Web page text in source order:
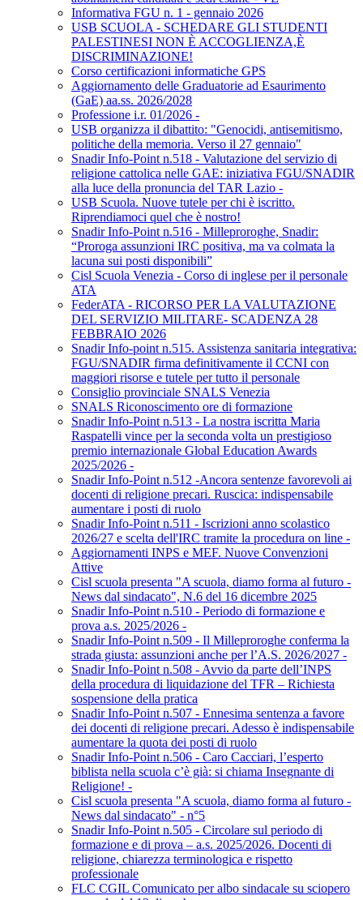
Informativa FGU n. 1 - gennaio 2026
USB SCUOLA - SCHEDARE GLI STUDENTI
PALESTINESI NON È ACCOGLIENZA,È
DISCRIMINAZIONE!
Corso certificazioni informatiche GPS
Aggiornamento delle Graduatorie ad Esaurimento
(GaE) aa.ss. 2026/2028
Professione i.r. 01/2026 -
USB organizza il dibattito: "Genocidi, antisemitismo,
politiche della memoria. Verso il 27 gennaio"
Snadir Info-Point n.518 - Valutazione del servizio di
religione cattolica nelle GAE: iniziativa FGU/SNADIR
alla luce della pronuncia del TAR Lazio -
USB Scuola. Nuove tutele per chi è iscritto.
Riprendiamoci quel che è nostro!
Snadir Info-Point n.516 - Milleproroghe, Snadir:
“Proroga assunzioni IRC positiva, ma va colmata la
lacuna sui posti disponibili”
Cisl Scuola Venezia - Corso di inglese per il personale
ATA
FederATA - RICORSO PER LA VALUTAZIONE
DEL SERVIZIO MILITARE- SCADENZA 28
FEBBRAIO 2026
Snadir Info-point n.515. Assistenza sanitaria integrativa:
FGU/SNADIR firma definitivamente il CCNI con
maggiori risorse e tutele per tutto il personale
Consiglio provinciale SNALS Venezia
SNALS Riconoscimento ore di formazione
Snadir Info-Point n.513 - La nostra iscritta Maria
Raspatelli vince per la seconda volta un prestigioso
premio internazionale Global Education Awards
2025/2026 -
Snadir Info-Point n.512 -Ancora sentenze favorevoli ai
docenti di religione precari. Ruscica: indispensabile
aumentare i posti di ruolo
Snadir Info-Point n.511 - Iscrizioni anno scolastico
2026/27 e scelta dell'IRC tramite la procedura on line -
Aggiornamenti INPS e MEF. Nuove Convenzioni
Attive
Cisl scuola presenta "A scuola, diamo forma al futuro -
News dal sindacato", N.6 del 16 dicembre 2025
Snadir Info-Point n.510 - Periodo di formazione e
prova a.s. 2025/2026 -
Snadir Info-Point n.509 - Il Milleproroghe conferma la
strada giusta: assunzioni anche per l’A.S. 2026/2027 -
Snadir Info-Point n.508 - Avvio da parte dell’INPS
della procedura di liquidazione del TFR – Richiesta
sospensione della pratica
Snadir Info-Point n.507 - Ennesima sentenza a favore
dei docenti di religione precari. Adesso è indispensabile
aumentare la quota dei posti di ruolo
Snadir Info-Point n.506 - Caro Cacciari, l’esperto
biblista nella scuola c’è già: si chiama Insegnante di
Religione! -
Cisl scuola presenta "A scuola, diamo forma al futuro -
News dal sindacato" - n°5
Snadir Info-Point n.505 - Circolare sul periodo di
formazione e di prova – a.s. 2025/2026. Docenti di
religione, chiarezza terminologica e rispetto
professionale
FLC CGIL Comunicato per albo sindacale su sciopero